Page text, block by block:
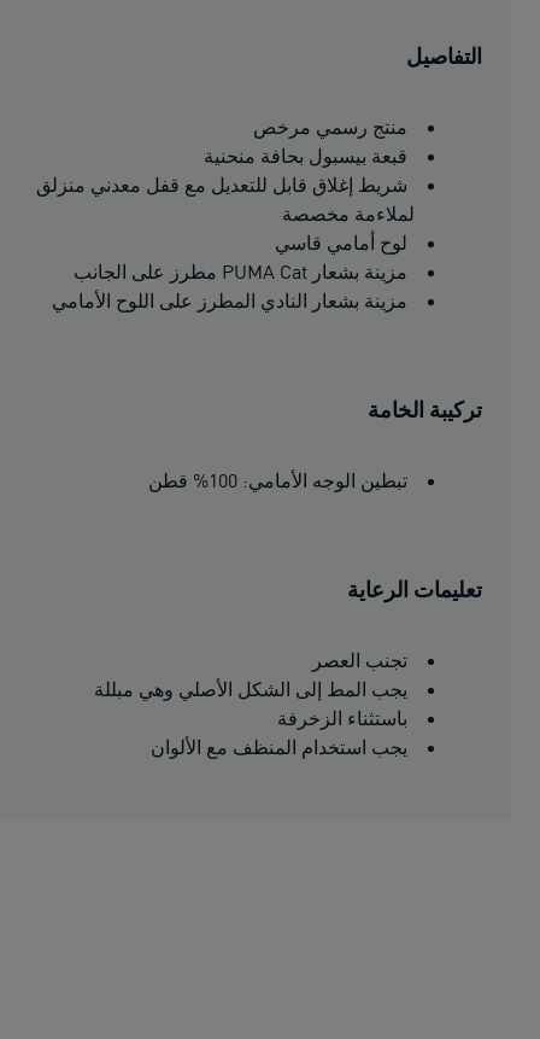
التفاصيل
منتج رسمي مرخص
قبعة بيسبول بحافة منحنية
شريط إغلاق قابل للتعديل مع قفل معدني منزلق
لملاءمة مخصصة
لوح أمامي قاسي
مزينة بشعار PUMA Cat مطرز على الجانب
مزينة بشعار النادي المطرز على اللوح الأمامي
تركيبة الخامة
تبطين الوجه الأمامي: 100% قطن
تعليمات الرعاية
تجنب العصر
يجب المط إلى الشكل الأصلي وهي مبللة
باستثناء الزخرفة
يجب استخدام المنظف مع الألوان